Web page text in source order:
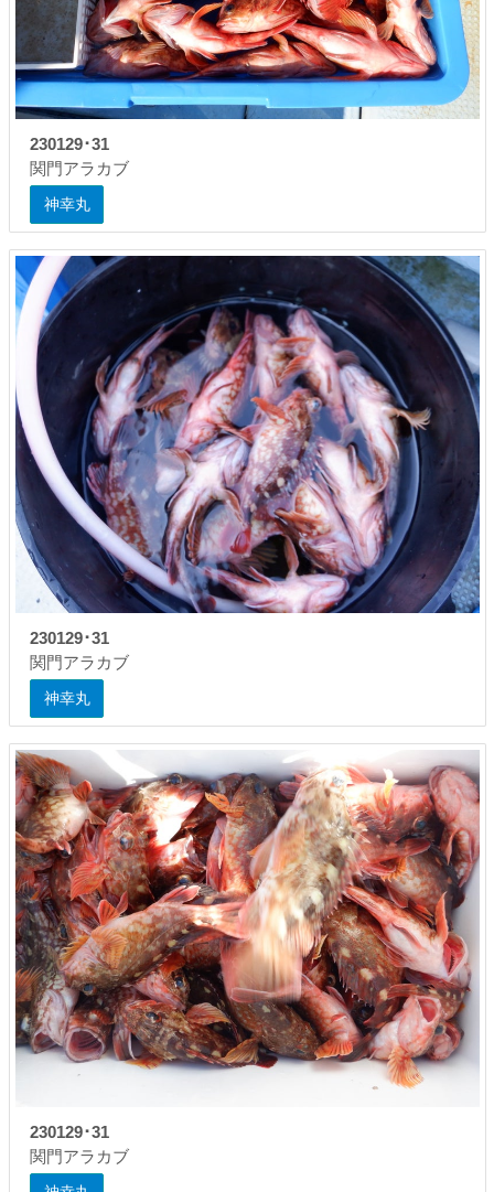
230129･31
関門アラカブ
神幸丸
230129･31
関門アラカブ
神幸丸
230129･31
関門アラカブ